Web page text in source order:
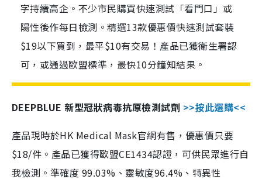
字持續高企。不少市民購買快速測試「看門口」或
陽性後作每日檢測。精選13款優惠價快速測試套裝
$19以下買到，最平$10有交易！產品已獲衛生署認
可，或通過歐盟標準，最快10分鐘知結果。
DEEPBLUE 新型冠狀病毒抗原檢測試劑 >>按此選購<<
產品現時於HK Medical Mask官網有售，優惠價只要
$18/件。產品已獲得歐盟CE1434認證，可供民眾進行自
我檢測。準確度 99.03%、靈敏度96.4%、特異性